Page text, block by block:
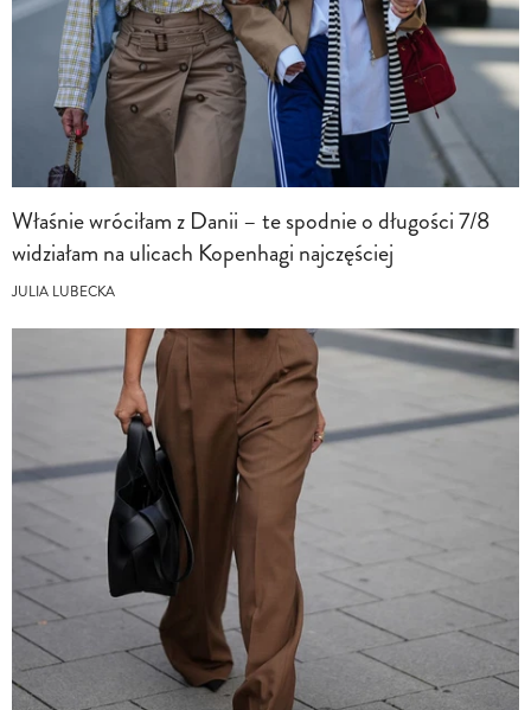
Właśnie wróciłam z Danii – te spodnie o długości 7/8
widziałam na ulicach Kopenhagi najczęściej
JULIA LUBECKA